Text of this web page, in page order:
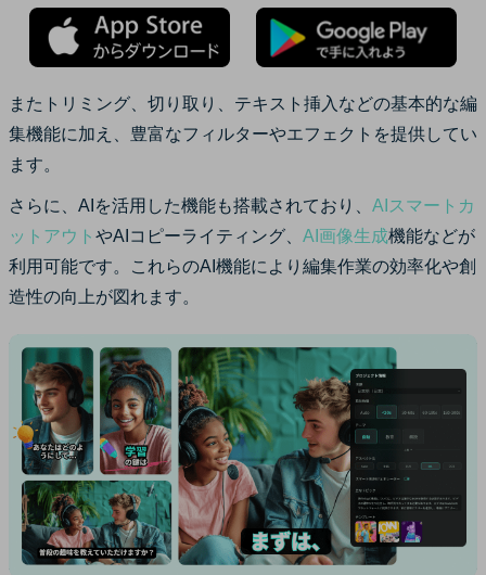
またトリミング、切り取り、テキスト挿入などの基本的な編
集機能に加え、豊富なフィルターやエフェクトを提供してい
ます。
さらに、AIを活用した機能も搭載されており、 AIスマートカ
ットアウト やAIコピーライティング、 AI画像生成機能などが
利用可能です。これらのAI機能により編集作業の効率化や創
造性の向上が図れます。